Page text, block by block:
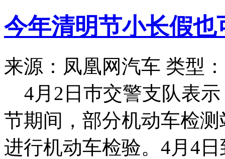
今年清明节小长假也
来源：凤凰网汽车 类型
4月2日巿交警支队表
节期间，部分机动车检
进行机动车检验。4月4